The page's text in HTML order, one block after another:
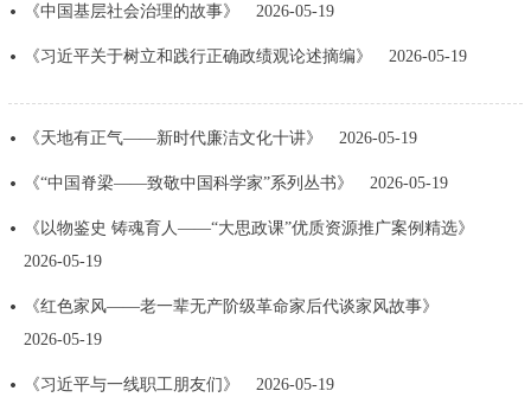
便民服务 利企服务 投资项目
中介服务 阳光政务
政民互动
12345网上接诉即办
参与调查
走进北京
《中国基层社会治理的故事》 2026-05-19
《习近平关于树立和践行正确政绩观论述摘编》 2026-05-19
《天地有正气——新时代廉洁文化十讲》 2026-05-19
《“中国脊梁——致敬中国科学家”系列丛书》 2026-05-19
《以物鉴史 铸魂育人——“大思政课”优质资源推广案例精选》
2026-05-19
《红色家风——老一辈无产阶级革命家后代谈家风故事》
2026-05-19
《习近平与一线职工朋友们》 2026-05-19